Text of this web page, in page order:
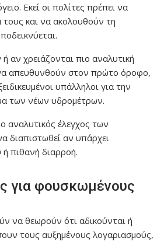
Εκεί οι πολίτες πρέπει να
και να ακολουθούν τη
αν χρειάζονται πιο αναλυτική
απευθυνθούν στον πρώτο όροφο,
υπάλληλοι για την
των νέων υδρομέτρων.
αναλυτικός έλεγχος των
διαπιστωθεί αν υπάρχει
πιθανή διαρροή.
για φουσκωμένους
να θεωρούν ότι αδικούνται ή
τους αυξημένους λογαριασμούς,